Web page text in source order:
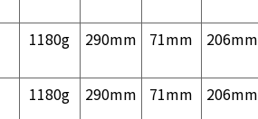
1180g 290mm 71mm 206mm
1180g 290mm 71mm 206mm